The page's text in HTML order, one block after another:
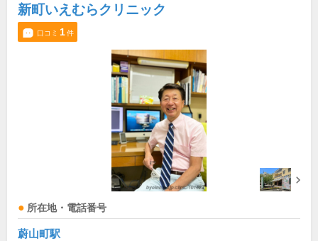
新町いえむらクリニック
口コミ 1件
所在地・電話番号
蔚山町駅